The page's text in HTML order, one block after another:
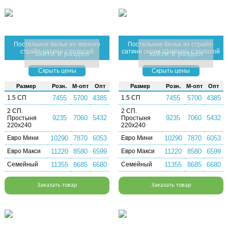
Постельное белье из черного
страйп-сатина с полосой
зайти в раздел
Скрыть цены
Раз­мер Розн. М-опт Опт
1.5 СП 7455 5700 4385
2 СП.
Простыня
220х240
9235 7060 5432
Евро Мини 10290 7870 6053
Евро Макси 11220 8580 6599
Семейный 11355 8685 6680
Заказать товар
Постельное белье из страйп-
сатина серии Шампань с полосой
зайти в раздел
Скрыть цены
Раз­мер Розн. М-опт Опт
1.5 СП 7455 5700 4385
2 СП.
Простыня
220х240
9235 7060 5432
Евро Мини 10290 7870 6053
Евро Макси 11220 8580 6599
Семейный 11355 8685 6680
Заказать товар